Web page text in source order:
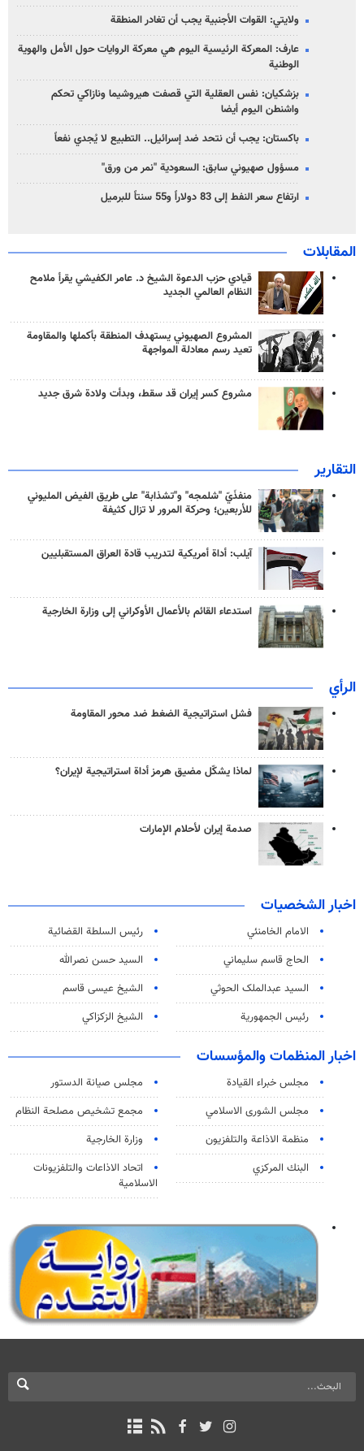
ولايتي: القوات الأجنبية يجب أن تغادر المنطقة
عارف: المعركة الرئيسية اليوم هي معركة الروايات حول الأمل والهوية
الوطنية
بزشكيان: نفس العقلية التي قصفت هيروشيما ونازاكي تحكم
واشنطن اليوم أيضا
باكستان: يجب أن نتحد ضد إسرائيل.. التطبيع لا يُجدي نفعاً
مسؤول صهيوني سابق: السعودية "نمر من ورق"
ارتفاع سعر النفط إلى 83 دولاراً و55 سنتاً للبرميل
المقابلات
قيادي حزب الدعوة الشيخ د. عامر الكفيشي يقرأ ملامح
النظام العالمي الجديد
المشروع الصهيوني يستهدف المنطقة بأكملها والمقاومة
تعيد رسم معادلة المواجهة
مشروع كسر إيران قد سقط، وبدأت ولادة شرق جديد
التقارير
منفذَيّ "شلمجه" و"تشذابة" على طريق الفيض المليوني
للأربعين؛ وحركة المرور لا تزال كثيفة
آيلب: أداة أمريكية لتدريب قادة العراق المستقبليين
استدعاء القائم بالأعمال الأوكراني إلى وزارة الخارجية
الرأي
فشل استراتيجية الضغط ضد محور المقاومة
لماذا يشكّل مضيق هرمز أداة استراتيجية لإيران؟
صدمة إيران لأحلام الإمارات
اخبار الشخصيات
الامام الخامنئي
رئیس السلطة القضائیة
الحاج قاسم سليماني
السيد حسن نصرالله
السید عبدالملک الحوثي
الشيخ عيسى قاسم
رئيس الجمهورية
الشيخ الزكزاكي
اخبار المنظمات والمؤسسات
مجلس خبراء القيادة
مجلس صيانة الدستور
مجلس الشورى الاسلامي
مجمع تشخيص مصلحة النظام
منظمة الاذاعة والتلفزیون
وزارة الخارجية
البنك المركزي
اتحاد الاذاعات والتلفزيونات
الاسلامية